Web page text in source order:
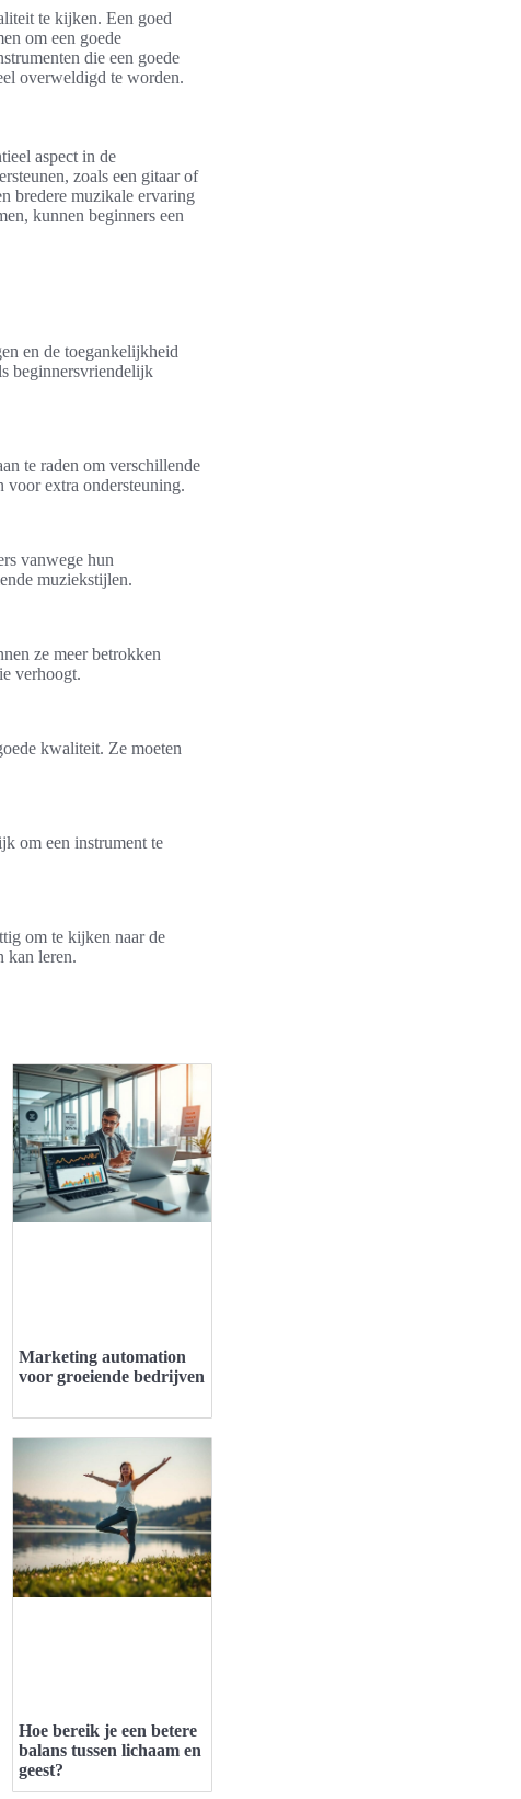
te kijken. Een goed
om een goede
die een goede
overweldigd te worden.
aspect in de
zoals een gitaar of
bredere muzikale ervaring
kunnen beginners een
en de toegankelijkheid
beginnersvriendelijk
te raden om verschillende
voor extra ondersteuning.
vanwege hun
muziekstijlen.
ze meer betrokken
verhoogt.
kwaliteit. Ze moeten
om een instrument te
om te kijken naar de
kan leren.
Marketing automation
voor groeiende bedrijven
Hoe bereik je een betere
balans tussen lichaam en
geest?